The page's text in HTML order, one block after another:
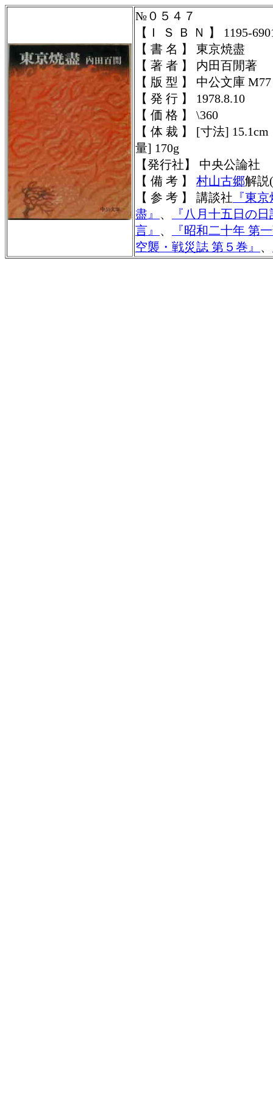
№０５４７
【Ｉ Ｓ Ｂ Ｎ 】
1195-
【 書 名 】 東京焼盡
【 著 者 】 内田百閒著
【 版 型 】 中公文庫 M77
【 発 行 】 1978.8.10
【 価 格 】 \360
【 体 裁 】 [寸法]
量] 170g
【発行社】
中央公論社
【 備 考 】
村山古郷解説(
【 参 考 】 講談社 『東
盡』 、
『八月十五日の
言』 、
『昭和二十年 第
空襲・戦災誌 第５巻』 、